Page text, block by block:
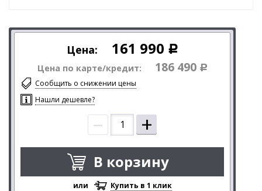
Цена: 161 990 Р
Цена по карте/кредит: 186 490 Р
Сообщить о снижении цены
Нашли дешевле?
– +
В корзину
или Купить в 1 клик